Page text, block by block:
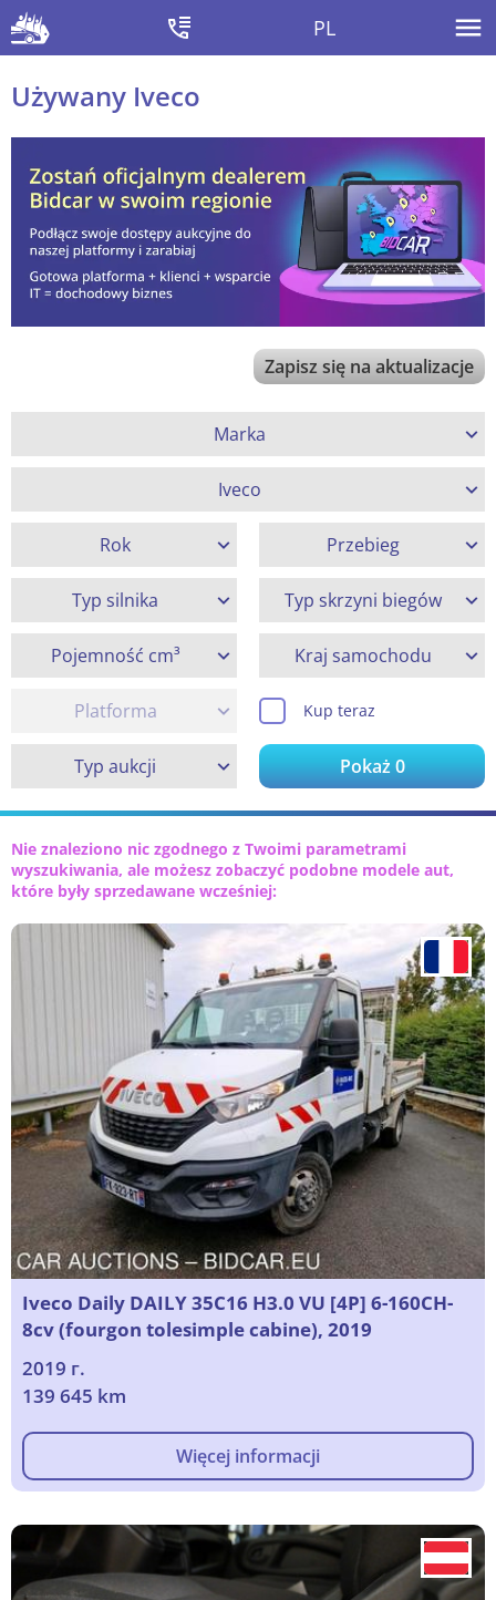
PL
Używany Iveco
Zapisz się na aktualizacje
Marka
Iveco
Rok Przebieg
Typ silnika Typ skrzyni biegów
Pojemność cm³ Kraj samochodu
Platforma Kup teraz
Typ aukcji Pokaż0
Nie znaleziono nic zgodnego z Twoimi parametrami
wyszukiwania, ale możesz zobaczyć podobne modele aut,
które były sprzedawane wcześniej:
Iveco Daily DAILY 35C16 H3.0 VU [4P] 6-160CH-
8cv (fourgon tolesimple cabine), 2019
2019 г.
139 645 km
Więcej informacji